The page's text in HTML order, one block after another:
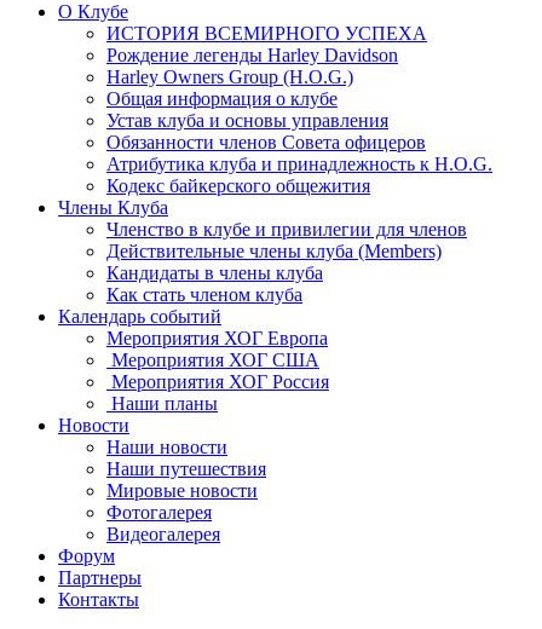
О Клубе
ИСТОРИЯ ВСЕМИРНОГО УСПЕХА
Рождение легенды Harley Davidson
Harley Owners Group (H.O.G.)
Общая информация о клубе
Устав клуба и основы управления
Обязанности членов Совета офицеров
Атрибутика клуба и принадлежность к H.O.G.
Кодекс байкерского общежития
Члены Клуба
Членство в клубе и привилегии для членов
Действительные члены клуба (Members)
Кандидаты в члены клуба
Как стать членом клуба
Календарь событий
Мероприятия ХОГ Европа
Мероприятия ХОГ США
Мероприятия ХОГ Россия
Наши планы
Новости
Наши новости
Наши путешествия
Мировые новости
Фотогалерея
Видеогалерея
Форум
Партнеры
Контакты